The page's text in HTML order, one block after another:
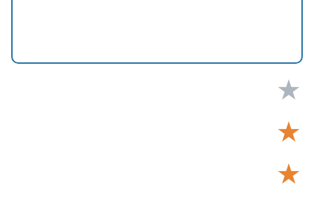
★
★
★